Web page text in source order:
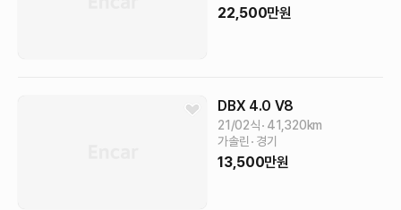
22,500만원
DBX 4.0 V8
21/02식 41,320km
가솔린
경기
13,500만원